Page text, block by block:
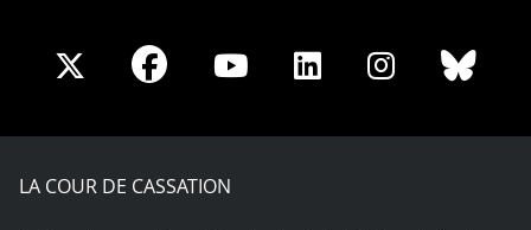
Share
X
Share
Facebook
Share
Youtube
Share
LinkedIn
Share
Instagram
LA COUR DE CASSATION